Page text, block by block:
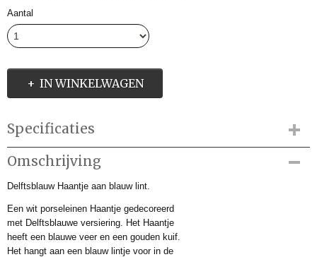
Aantal
IN WINKELWAGEN
Specificaties
Productcode
DBK901231
Productcode leverancier
Afmetingen (l,b,h)
0 x 0 x 5 cm
Omschrijving
Delftsblauw Haantje aan blauw lint.
Een wit porseleinen Haantje gedecoreerd
met Delftsblauwe versiering. Het Haantje
heeft een blauwe veer en een gouden kuif.
Het hangt aan een blauw lintje voor in de